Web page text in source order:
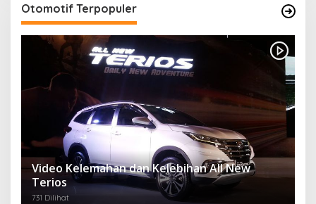
Otomotif Terpopuler
Video Kelemahan dan Kelebihan All New
Terios
731 Dilihat